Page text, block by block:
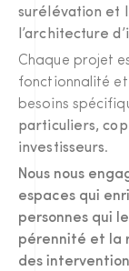
surélévation et
l’architecture
Chaque projet
fonctionnalité
besoins
particuliers,
investisseurs.
Nous nous
espaces qui
personnes qui
pérennité et la
des